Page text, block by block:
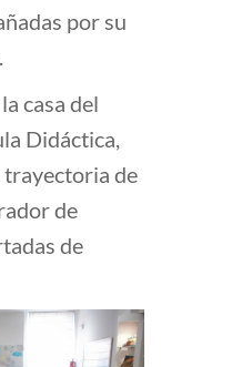
por su
casa del
Didáctica,
trayectoria de
de
de